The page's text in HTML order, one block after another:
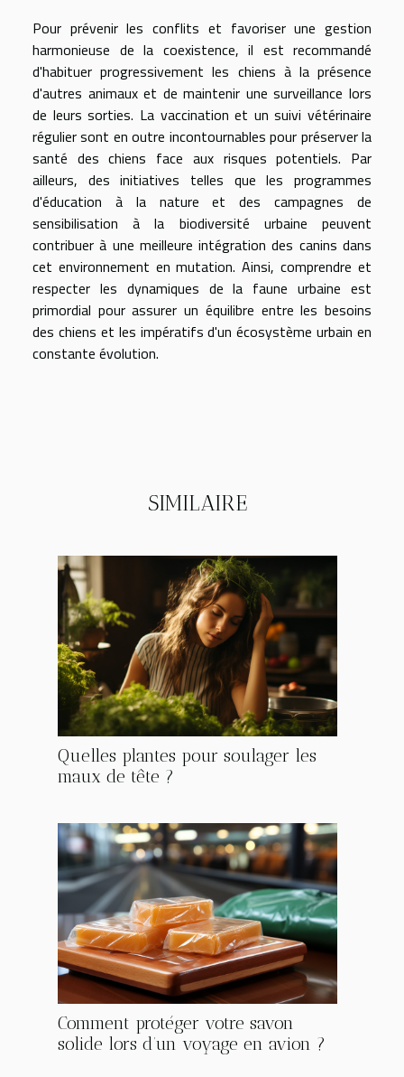
Pour prévenir les conflits et favoriser une gestion
harmonieuse de la coexistence, il est recommandé
d'habituer progressivement les chiens à la présence
d'autres animaux et de maintenir une surveillance lors
de leurs sorties. La vaccination et un suivi vétérinaire
régulier sont en outre incontournables pour préserver la
santé des chiens face aux risques potentiels. Par
ailleurs, des initiatives telles que les programmes
d'éducation à la nature et des campagnes de
sensibilisation à la biodiversité urbaine peuvent
contribuer à une meilleure intégration des canins dans
cet environnement en mutation. Ainsi, comprendre et
respecter les dynamiques de la faune urbaine est
primordial pour assurer un équilibre entre les besoins
des chiens et les impératifs d'un écosystème urbain en
constante évolution.
SIMILAIRE
Quelles plantes pour soulager les
maux de tête ?
Comment protéger votre savon
solide lors d’un voyage en avion ?